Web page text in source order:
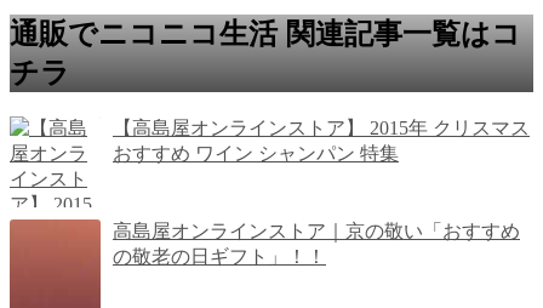
通販でニコニコ生活 関連記事一覧はコ
チラ
【高島屋オンラインストア】 2015年 クリスマス
おすすめ ワイン シャンパン 特集
高島屋オンラインストア｜京の敬い「おすすめ
の敬老の日ギフト」！！